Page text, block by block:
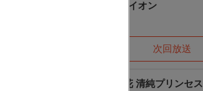
3月のライオン
次回放送
吉田優花 清純プリンセス